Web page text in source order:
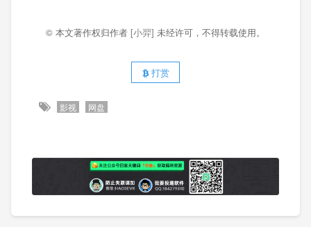
© 本文著作权归作者 [小羿] 未经许可，不得转载使用。
打赏
影视 网盘